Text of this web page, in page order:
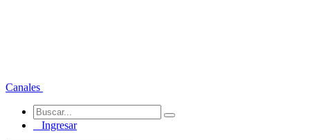
Canales
Ingresar